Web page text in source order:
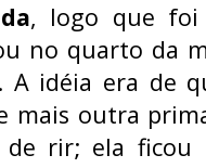
, logo que foi
no quarto da
A idéia era de
mais outra
de rir; ela